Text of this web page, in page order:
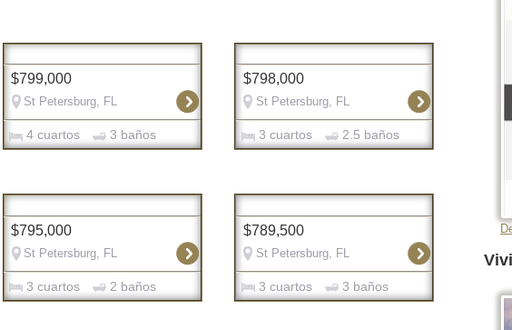
$799,000
St Petersburg, FL
4 cuartos 3 baños
$798,000
St Petersburg, FL
3 cuartos 2.5 baños
$795,000
St Petersburg, FL
3 cuartos 2 baños
$789,500
St Petersburg, FL
3 cuartos 3 baños